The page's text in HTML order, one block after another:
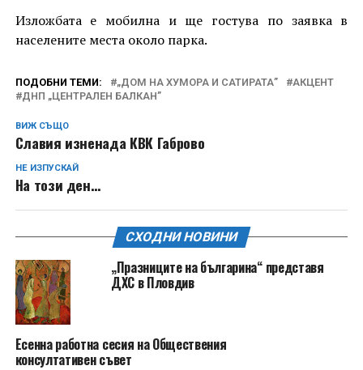
Изложбата е мобилна и ще гостува по заявка в
населените места около парка.
ПОДОБНИ ТЕМИ: „ДОМ НА ХУМОРА И САТИРАТА”
АКЦЕНТ
ДНП „ЦЕНТРАЛЕН БАЛКАН”
ВИЖ СЪЩО
Славия изненада КВК Габрово
НЕ ИЗПУСКАЙ
На този ден…
СХОДНИ НОВИНИ
„Празниците на българина“ представя
ДХС в Пловдив
Есенна работна сесия на Обществения
консултативен съвет